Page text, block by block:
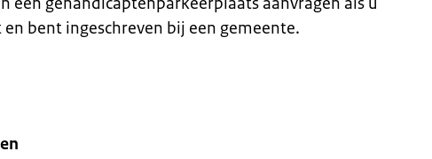
bent ingeschreven bij een gemeente.